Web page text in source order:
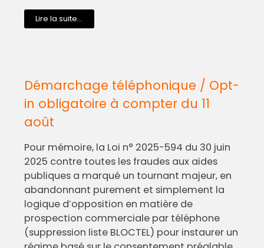
Lire la suite...
Démarchage téléphonique / Opt-
in obligatoire à compter du 11
août
Pour mémoire, la Loi n° 2025-594 du 30 juin
2025 contre toutes les fraudes aux aides
publiques a marqué un tournant majeur, en
abandonnant purement et simplement la
logique d’opposition en matière de
prospection commerciale par téléphone
(suppression liste BLOCTEL) pour instaurer un